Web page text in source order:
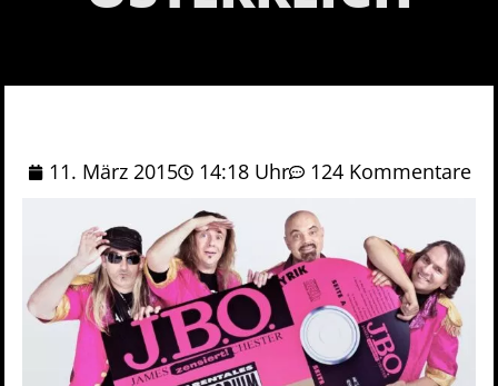
11. März 2015 14:18 Uhr 124 Kommentare